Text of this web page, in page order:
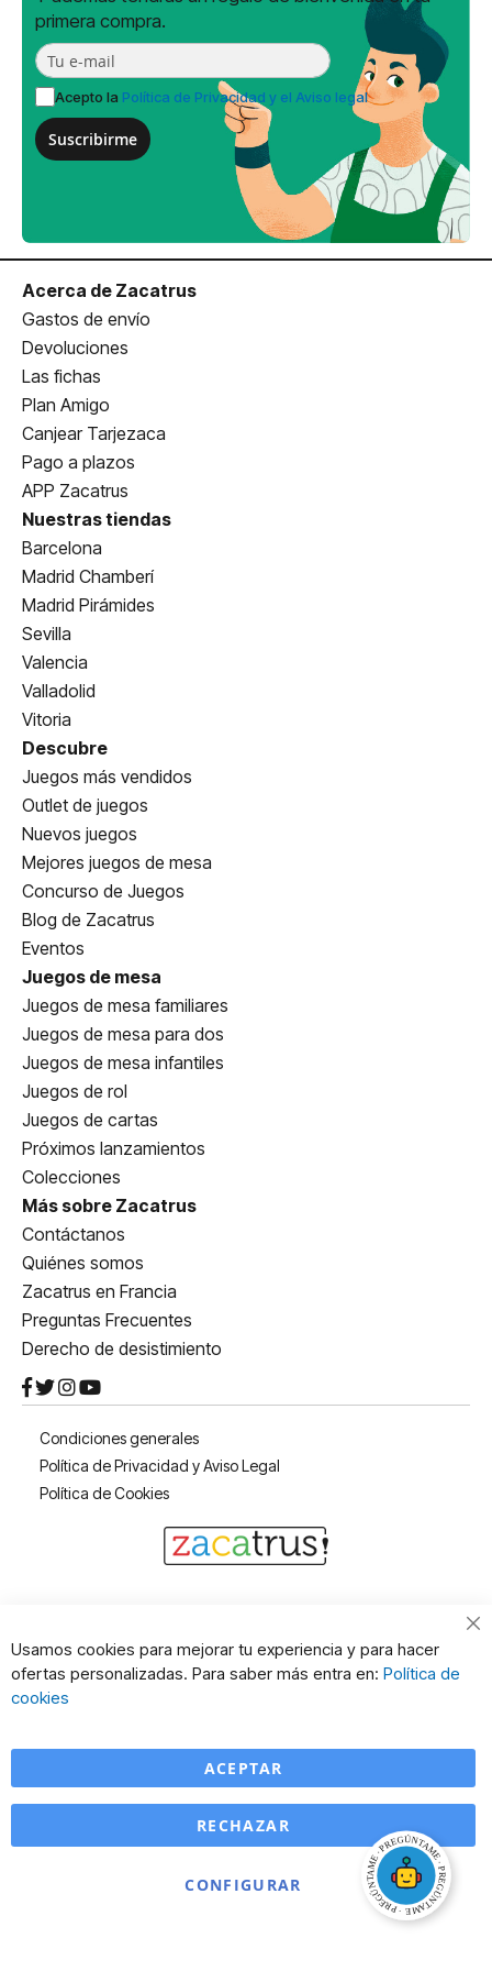
primera compra.
Acepto la Política de Privacidad y el Aviso legal
Suscribirme
Acerca de Zacatrus
Gastos de envío
Devoluciones
Las fichas
Plan Amigo
Canjear Tarjezaca
Pago a plazos
APP Zacatrus
Nuestras tiendas
Barcelona
Madrid Chamberí
Madrid Pirámides
Sevilla
Valencia
Valladolid
Vitoria
Descubre
Juegos más vendidos
Outlet de juegos
Nuevos juegos
Mejores juegos de mesa
Concurso de Juegos
Blog de Zacatrus
Eventos
Juegos de mesa
Juegos de mesa familiares
Juegos de mesa para dos
Juegos de mesa infantiles
Juegos de rol
Juegos de cartas
Próximos lanzamientos
Colecciones
Más sobre Zacatrus
Contáctanos
Quiénes somos
Zacatrus en Francia
Preguntas Frecuentes
Derecho de desistimiento
Condiciones generales
Política de Privacidad y Aviso Legal
Política de Cookies
Usamos cookies para mejorar tu experiencia y para hacer
ofertas personalizadas. Para saber más entra en: Política de
cookies
ACEPTAR
CONFIGURAR
RECHAZAR